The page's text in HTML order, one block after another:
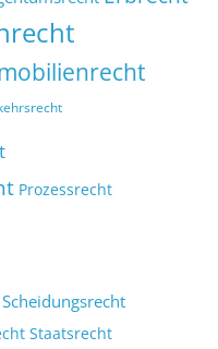
Prozessrecht
Scheidungsrecht
Staatsrecht